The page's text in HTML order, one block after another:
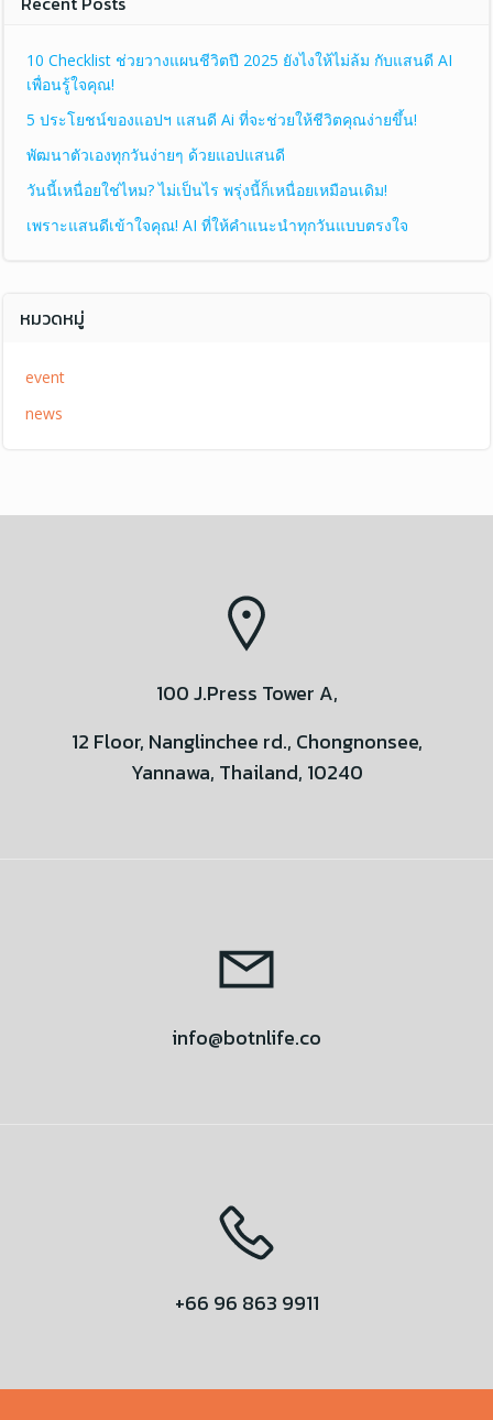
10 Checklist ช่วยวางแผนชีวิตปี 2025 ยังไงให้ไม่ล้ม กับแสนดี AI
เพื่อนรู้ใจคุณ!
5 ประโยชน์ของแอปฯ แสนดี Ai ที่จะช่วยให้ชีวิตคุณง่ายขึ้น!
พัฒนาตัวเองทุกวันง่ายๆ ด้วยแอปแสนดี
วันนี้เหนื่อยใช่ไหม? ไม่เป็นไร พรุ่งนี้ก็เหนื่อยเหมือนเดิม!
เพราะแสนดีเข้าใจคุณ! AI ที่ให้คำแนะนำทุกวันแบบตรงใจ
หมวดหมู่
event
news
100 J.Press Tower A,
12 Floor, Nanglinchee rd., Chongnonsee,
Yannawa, Thailand, 10240
info@botnlife.co
+66 96 863 9911